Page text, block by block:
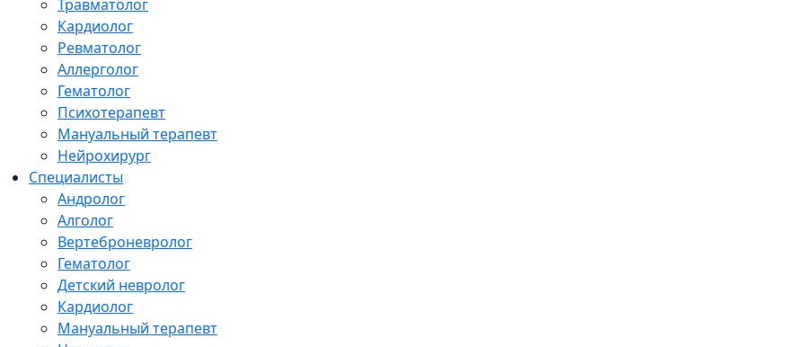
Травматолог
Кардиолог
Ревматолог
Аллерголог
Гематолог
Психотерапевт
Мануальный терапевт
Нейрохирург
Специалисты
Андролог
Алголог
Вертеброневролог
Гематолог
Детский невролог
Кардиолог
Мануальный терапевт